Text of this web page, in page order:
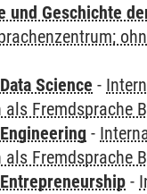
Geschichte
Science -
als Fremdsprache
-
als Fremdsprache
-